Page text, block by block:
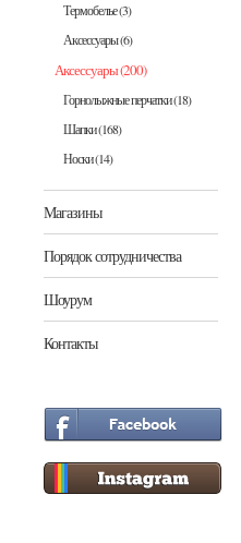
Термобелье(3)
Аксессуары(6)
Аксессуары(200)
Горнолыжные перчатки(18)
Шапки(168)
Носки(14)
Магазины
Порядок сотрудничества
Шоурум
Контакты